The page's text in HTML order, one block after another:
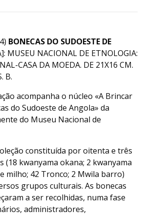
BONECAS DO SUDOESTE DE
MUSEU NACIONAL DE ETNOLOGIA:
CASA DA MOEDA. DE 21X16 CM.
B.
acompanha o núcleo «A Brincar
do Sudoeste de Angola» da
do Museu Nacional de
constituída por oitenta e três
(18 kwanyama okana; 2 kwanyama
milho; 42 Tronco; 2 Mwila barro)
grupos culturais. As bonecas
a ser recolhidas, numa fase
administradores,